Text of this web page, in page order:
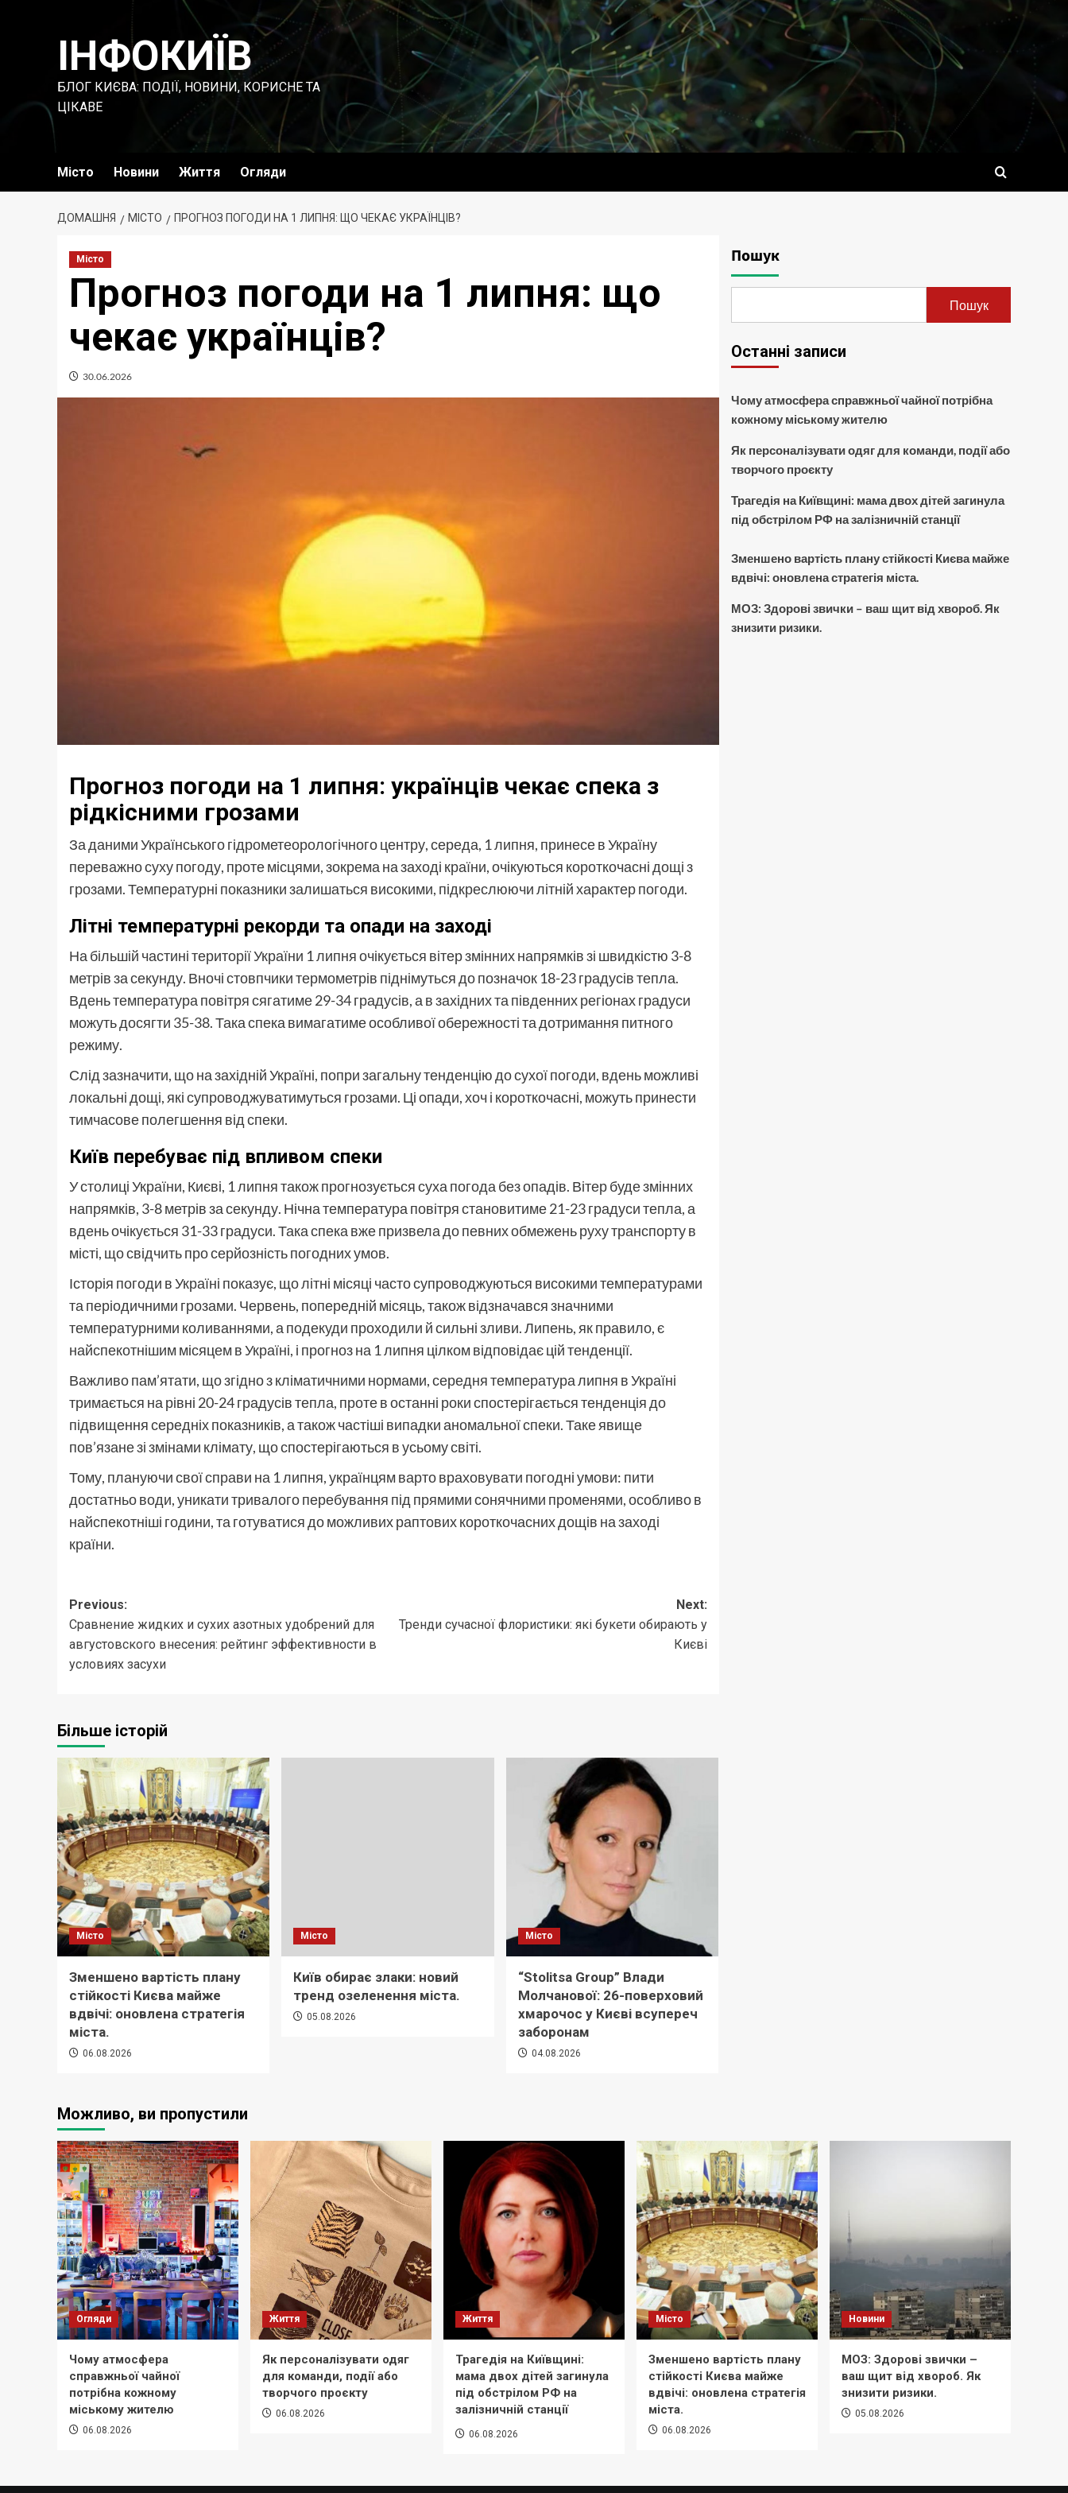
ІНФОКИЇВ
БЛОГ КИЄВА: ПОДІЇ, НОВИНИ, КОРИСНЕ ТА
ЦІКАВЕ
Місто Новини Життя Огляди
ДОМАШНЯ МІСТО ПРОГНОЗ ПОГОДИ НА 1 ЛИПНЯ: ЩО ЧЕКАЄ УКРАЇНЦІВ?
Місто
Прогноз погоди на 1 липня: що
чекає українців?
30.06.2026
Прогноз погоди на 1 липня: українців чекає спека з
рідкісними грозами
За даними Українського гідрометеорологічного центру, середа, 1 липня, принесе в Україну
переважно суху погоду, проте місцями, зокрема на заході країни, очікуються короткочасні дощі з
грозами. Температурні показники залишаться високими, підкреслюючи літній характер погоди.
Літні температурні рекорди та опади на заході
На більшій частині території України 1 липня очікується вітер змінних напрямків зі швидкістю 3-8
метрів за секунду. Вночі стовпчики термометрів піднімуться до позначок 18-23 градусів тепла.
Вдень температура повітря сягатиме 29-34 градусів, а в західних та південних регіонах градуси
можуть досягти 35-38. Така спека вимагатиме особливої обережності та дотримання питного
режиму.
Слід зазначити, що на західній Україні, попри загальну тенденцію до сухої погоди, вдень можливі
локальні дощі, які супроводжуватимуться грозами. Ці опади, хоч і короткочасні, можуть принести
тимчасове полегшення від спеки.
Київ перебуває під впливом спеки
У столиці України, Києві, 1 липня також прогнозується суха погода без опадів. Вітер буде змінних
напрямків, 3-8 метрів за секунду. Нічна температура повітря становитиме 21-23 градуси тепла, а
вдень очікується 31-33 градуси. Така спека вже призвела до певних обмежень руху транспорту в
місті, що свідчить про серйозність погодних умов.
Історія погоди в Україні показує, що літні місяці часто супроводжуються високими температурами
та періодичними грозами. Червень, попередній місяць, також відзначався значними
температурними коливаннями, а подекуди проходили й сильні зливи. Липень, як правило, є
найспекотнішим місяцем в Україні, і прогноз на 1 липня цілком відповідає цій тенденції.
Важливо пам’ятати, що згідно з кліматичними нормами, середня температура липня в Україні
тримається на рівні 20-24 градусів тепла, проте в останні роки спостерігається тенденція до
підвищення середніх показників, а також частіші випадки аномальної спеки. Таке явище
пов’язане зі змінами клімату, що спостерігаються в усьому світі.
Тому, плануючи свої справи на 1 липня, українцям варто враховувати погодні умови: пити
достатньо води, уникати тривалого перебування під прямими сонячними променями, особливо в
найспекотніші години, та готуватися до можливих раптових короткочасних дощів на заході
країни.
Post
navigation
Previous:
Сравнение жидких и сухих азотных удобрений для
августовского внесения: рейтинг эффективности в
условиях засухи
Next:
Тренди сучасної флористики: які букети обирають у
Києві
Більше історій
Місто
Зменшено вартість плану
стійкості Києва майже
вдвічі: оновлена стратегія
міста.
06.08.2026
Місто
Київ обирає злаки: новий
тренд озеленення міста.
05.08.2026
Місто
“Stolitsa Group” Влади
Молчанової: 26-поверховий
хмарочос у Києві всупереч
заборонам
04.08.2026
Пошук
Пошук
Останні записи
Чому атмосфера справжньої чайної потрібна
кожному міському жителю
Як персоналізувати одяг для команди, події або
творчого проєкту
Трагедія на Київщині: мама двох дітей загинула
під обстрілом РФ на залізничній станції
Зменшено вартість плану стійкості Києва майже
вдвічі: оновлена стратегія міста.
МОЗ: Здорові звички – ваш щит від хвороб. Як
знизити ризики.
Можливо, ви пропустили
Огляди
Чому атмосфера
справжньої чайної
потрібна кожному
міському жителю
06.08.2026
Життя
Як персоналізувати одяг
для команди, події або
творчого проєкту
06.08.2026
Життя
Трагедія на Київщині:
мама двох дітей загинула
під обстрілом РФ на
залізничній станції
06.08.2026
Місто
Зменшено вартість плану
стійкості Києва майже
вдвічі: оновлена стратегія
міста.
06.08.2026
Новини
МОЗ: Здорові звички –
ваш щит від хвороб. Як
знизити ризики.
05.08.2026